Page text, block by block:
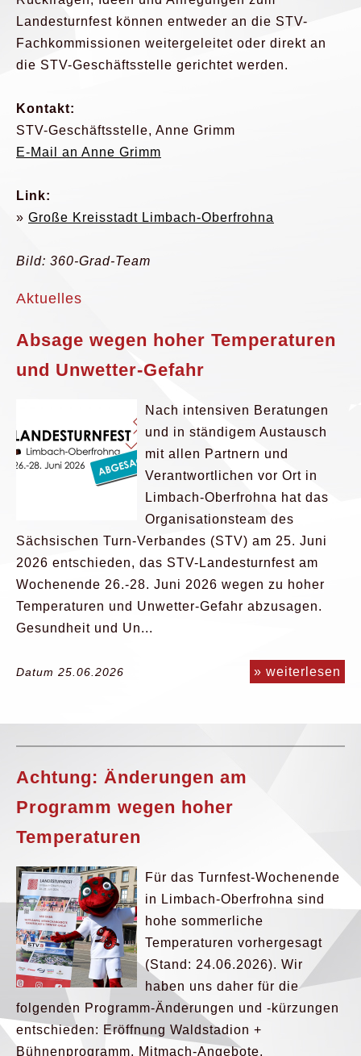
Landesturnfest können entweder an die STV-
Fachkommissionen weitergeleitet oder direkt an
die STV-Geschäftsstelle gerichtet werden.
Kontakt:
STV-Geschäftsstelle, Anne Grimm
E-Mail an Anne Grimm
Link:
» Große Kreisstadt Limbach-Oberfrohna
Bild: 360-Grad-Team
Aktuelles
Absage wegen hoher Temperaturen
und Unwetter-Gefahr
Nach intensiven Beratungen
und in ständigem Austausch
mit allen Partnern und
Verantwortlichen vor Ort in
Limbach-Oberfrohna hat das
Organisationsteam des
Sächsischen Turn-Verbandes (STV) am 25. Juni
2026 entschieden, das STV-Landesturnfest am
Wochenende 26.-28. Juni 2026 wegen zu hoher
Temperaturen und Unwetter-Gefahr abzusagen.
Gesundheit und Un...
Datum 25.06.2026 » weiterlesen
Achtung: Änderungen am
Programm wegen hoher
Temperaturen
Für das Turnfest-Wochenende
in Limbach-Oberfrohna sind
hohe sommerliche
Temperaturen vorhergesagt
(Stand: 24.06.2026). Wir
haben uns daher für die
folgenden Programm-Änderungen und -kürzungen
entschieden: Eröffnung Waldstadion +
Bühnenprogramm, Mitmach-Angebote,